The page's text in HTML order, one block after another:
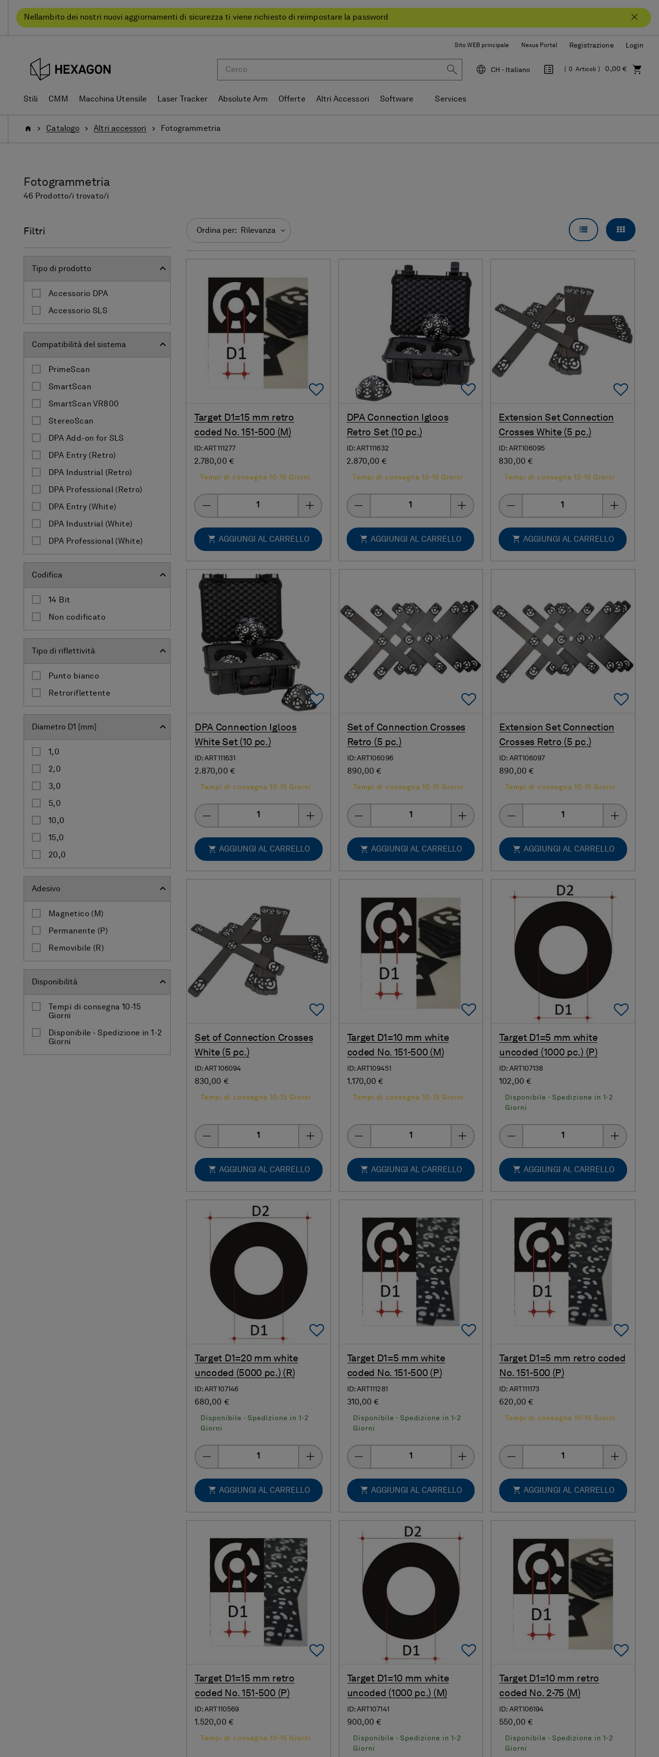
Nellambito dei nostri nuovi aggiornamenti di sicurezza ti viene richiesto di reimpostare la password
Sito WEB principale Nexus Portal Registrazione Login
CH - Italiano 0,00 €
0 Articoli
Stili CMM Macchina Utensile Laser Tracker Absolute Arm Offerte Altri Accessori Software Services
PaginaCatalogo Altri accessori Fotogrammetria
Fotogrammetria
46 Prodotto/i trovato/i
Filtri
Tipo di prodotto
Accessorio DPA
Accessorio SLS
Compatibilità del sistema
PrimeScan
SmartScan
SmartScan VR800
StereoScan
DPA Add-on for SLS
DPA Entry (Retro)
DPA Industrial (Retro)
DPA Professional (Retro)
DPA Entry (White)
DPA Industrial (White)
DPA Professional (White)
Codifica
14 Bit
Non codificato
Tipo di riflettività
Punto bianco
Retroriflettente
Diametro D1 [mm]
1,0
2,0
3,0
5,0
10,0
15,0
20,0
Adesivo
Magnetico (M)
Permanente (P)
Removibile (R)
Disponibilità
Tempi di consegna 10-15
Giorni
Disponibile - Spedizione in 1-2
Giorni
Ordina per: Rilevanza VISUALIZZAZIONE
Add To Favorites
Target D1=15 mm retro
coded No. 151-500 (M)
ID: ART111277
2.780,00 €
Tempi di consegna 10-15 Giorni
AGGIUNGI AL CARRELLO
Add To Favorites
DPA Connection Igloos
Retro Set (10 pc.)
ID: ART111632
2.870,00 €
Tempi di consegna 10-15 Giorni
AGGIUNGI AL CARRELLO
Add
Extension Set Connection
Crosses White (5 pc.)
ID: ART106095
830,00 €
Tempi di consegna 10-15 Giorni
AGGIUNGI AL CARRELLO
Add To Favorites
DPA Connection Igloos
White Set (10 pc.)
ID: ART111631
2.870,00 €
Tempi di consegna 10-15 Giorni
AGGIUNGI AL CARRELLO
Add To Favorites
Set of Connection Crosses
Retro (5 pc.)
ID: ART106096
890,00 €
Tempi di consegna 10-15 Giorni
AGGIUNGI AL CARRELLO
Add
Extension Set Connection
Crosses Retro (5 pc.)
ID: ART106097
890,00 €
Tempi di consegna 10-15 Giorni
AGGIUNGI AL CARRELLO
Add To Favorites
Set of Connection Crosses
White (5 pc.)
ID: ART106094
830,00 €
Tempi di consegna 10-15 Giorni
AGGIUNGI AL CARRELLO
Add To Favorites
Target D1=10 mm white
coded No. 151-500 (M)
ID: ART109451
1.170,00 €
Tempi di consegna 10-15 Giorni
AGGIUNGI AL CARRELLO
Add
Target D1=5 mm white
uncoded (1000 pc.) (P)
ID: ART107138
102,00 €
Disponibile - Spedizione in 1-2
Giorni
AGGIUNGI AL CARRELLO
Add To Favorites
Target D1=20 mm white
uncoded (5000 pc.) (R)
ID: ART107146
680,00 €
Disponibile - Spedizione in 1-2
Giorni
AGGIUNGI AL CARRELLO
Add To Favorites
Target D1=5 mm white
coded No. 151-500 (P)
ID: ART111281
310,00 €
Disponibile - Spedizione in 1-2
Giorni
AGGIUNGI AL CARRELLO
Add
Target D1=5 mm retro coded
No. 151-500 (P)
ID: ART111173
620,00 €
Tempi di consegna 10-15 Giorni
AGGIUNGI AL CARRELLO
Add To Favorites
Target D1=15 mm retro
coded No. 151-500 (P)
ID: ART110569
1.520,00 €
Tempi di consegna 10-15 Giorni
Add To Favorites
Target D1=10 mm white
uncoded (1000 pc.) (M)
ID: ART107141
900,00 €
Disponibile - Spedizione in 1-2
Giorni
Add
Target D1=10 mm retro
coded No. 2-75 (M)
ID: ART106194
550,00 €
Disponibile - Spedizione in 1-2
Giorni